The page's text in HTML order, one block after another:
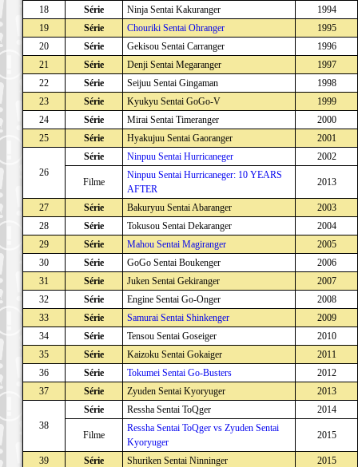
18
Série Ninja Sentai Kakuranger
1994
19
Série Chouriki Sentai Ohranger
1995
20
Série Gekisou Sentai Carranger
1996
21
Série Denji Sentai Megaranger
1997
22
Série Seijuu Sentai Gingaman
1998
23
Série Kyukyu Sentai GoGo-V
1999
24
Série Mirai Sentai Timeranger
2000
25
Série Hyakujuu Sentai Gaoranger 2001
26
Série Ninpuu Sentai Hurricaneger 2002
Filme
Ninpuu Sentai Hurricaneger: 10 YEARS
AFTER
2013
27 Série Bakuryuu Sentai Abaranger
2003
28
Série Tokusou Sentai Dekaranger
2004
29
Série Mahou Sentai Magiranger
2005
30
Série GoGo Sentai Boukenger
2006
31
Série Juken Sentai Gekiranger
2007
32
Série Engine Sentai Go-Onger
2008
33
Série Samurai Sentai Shinkenger
2009
34
Série Tensou Sentai Goseiger
2010
35
Série Kaizoku Sentai Gokaiger
2011
36
Série Tokumei Sentai Go-Busters
2012
37
Série Zyuden Sentai Kyoryuger 2013
38
Série Ressha Sentai ToQger 2014
Filme
Ressha Sentai ToQger vs Zyuden Sentai
Kyoryuger
2015
39 Série Shuriken Sentai Ninninger
2015